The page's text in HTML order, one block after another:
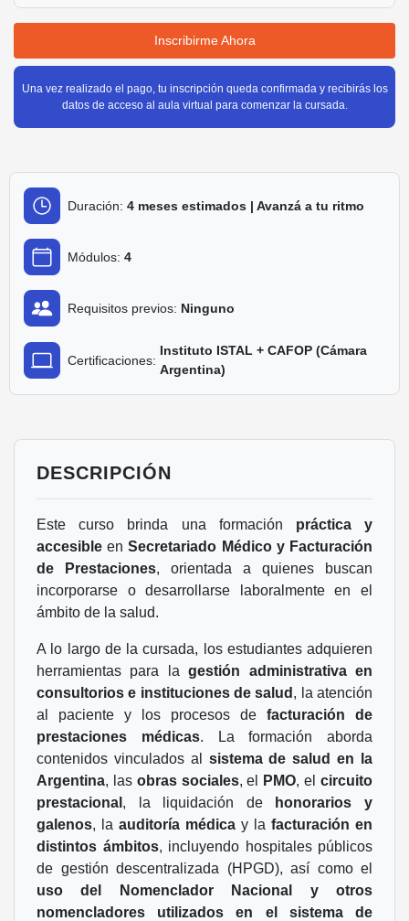
Inscribirme Ahora
Una vez realizado el pago, tu inscripción queda confirmada y recibirás los
datos de acceso al aula virtual para comenzar la cursada.
Duración: 4 meses estimados | Avanzá a tu ritmo
Módulos: 4
Requisitos previos: Ninguno
Certificaciones:
Instituto ISTAL + CAFOP (Cámara
Argentina)
DESCRIPCIÓN
Este curso brinda una formación práctica y
accesible enSecretariado Médico y Facturación
de Prestaciones, orientada a quienes buscan
incorporarse o desarrollarse laboralmente en el
ámbito de la salud.
A lo largo de la cursada, los estudiantes adquieren
herramientas para lagestión administrativa en
consultorios e instituciones de salud , la atención
al paciente y los procesos de facturación de
prestaciones médicas. La formación aborda
contenidos vinculados al sistema de salud en la
Argentina, las obras sociales, el PMO, elcircuito
prestacional , la liquidación de
honorarios y
galenos, la auditoría médica y la facturación en
distintos ámbitos, incluyendo hospitales públicos
de gestión descentralizada (HPGD), así como el
uso del Nomenclador Nacional y otros
nomencladores utilizados en el sistema de